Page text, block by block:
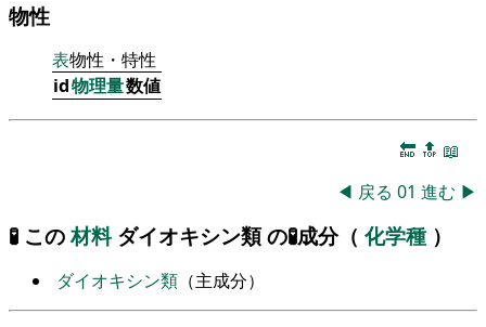
物性
表物性・特性
id物理量数値
🔚 🔝 📖
◀ 戻る 01 進む ▶
🧪 この材料 ダイオキシン類 の🧪成分（ 化学種 ）
ダイオキシン類 （主成分）